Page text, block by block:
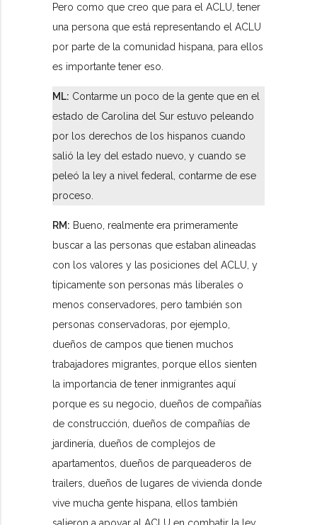
Pero como que creo que para el ACLU, tener
una persona que está representando el ACLU
por parte de la comunidad hispana, para ellos
es importante tener eso.
ML: Contarme un poco de la gente que en el
estado de Carolina del Sur estuvo peleando
por los derechos de los hispanos cuando
salió la ley del estado nuevo, y cuando se
peleó la ley a nivel federal, contarme de ese
proceso.
RM: Bueno, realmente era primeramente
buscar a las personas que estaban alineadas
con los valores y las posiciones del ACLU, y
típicamente son personas más liberales o
menos conservadores, pero también son
personas conservadoras, por ejemplo,
dueños de campos que tienen muchos
trabajadores migrantes, porque ellos sienten
la importancia de tener inmigrantes aquí
porque es su negocio, dueños de compañías
de construcción, dueños de compañías de
jardinería, dueños de complejos de
apartamentos, dueños de parqueaderos de
trailers, dueños de lugares de vivienda donde
vive mucha gente hispana, ellos también
salieron a apoyar al ACLU en combatir la ley